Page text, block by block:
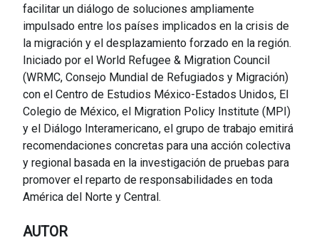
facilitar un diálogo de soluciones ampliamente
impulsado entre los países implicados en la crisis de
la migración y el desplazamiento forzado en la región.
Iniciado por el World Refugee & Migration Council
(WRMC, Consejo Mundial de Refugiados y Migración)
con el Centro de Estudios México-Estados Unidos, El
Colegio de México, el Migration Policy Institute (MPI)
y el Diálogo Interamericano, el grupo de trabajo emitirá
recomendaciones concretas para una acción colectiva
y regional basada en la investigación de pruebas para
promover el reparto de responsabilidades en toda
América del Norte y Central.
AUTOR